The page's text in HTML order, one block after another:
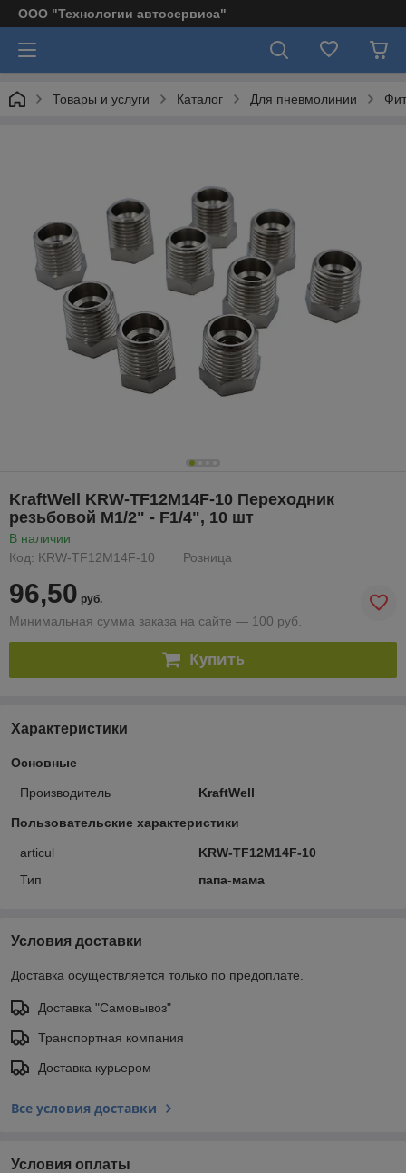
ООО "Технологии автосервиса"
Товары и услуги Каталог Для пневмолинии
KraftWell KRW-TF12M14F-10 Переходник
резьбовой M1/2" - F1/4", 10 шт
В наличии
Код: KRW-TF12M14F-10
Розница
96,50 руб.
Минимальная сумма заказа на сайте — 100 руб.
Купить
Характеристики
Основные
Производитель KraftWell
Пользовательские характеристики
articul
KRW-TF12M14F-10
Тип
папа-мама
Условия доставки
Доставка осуществляется только по предоплате.
Доставка "Самовывоз"
Транспортная компания
Доставка курьером
Все условия доставки
Условия оплаты